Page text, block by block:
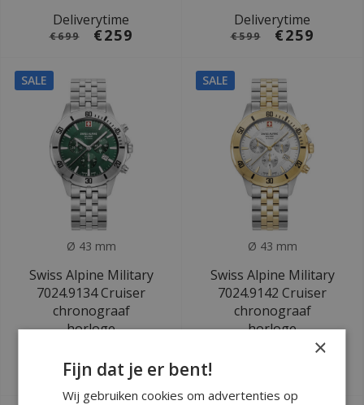
Deliverytime
€699 €259
Deliverytime
€599 €259
SALE
Ø 43 mm
Swiss Alpine Military
7024.9134 Cruiser
chronograaf
horloge
€699 €259
SALE
Ø 43 mm
Swiss Alpine Military
7024.9142 Cruiser
chronograaf
horloge
×
Fijn dat je er bent!
Wij gebruiken cookies om advertenties op